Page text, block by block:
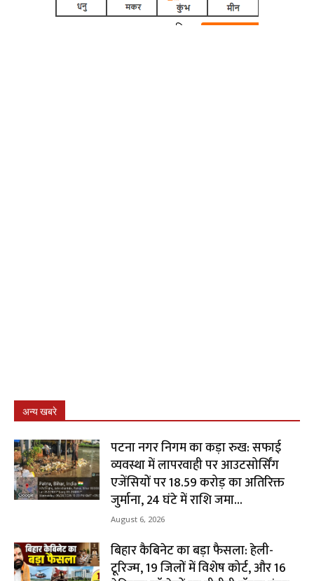
अन्य खबरे
पटना नगर निगम का कड़ा रुख: सफाई
व्यवस्था में लापरवाही पर आउटसोर्सिंग
एजेंसियों पर ₹18.59 करोड़ का अतिरिक्त
जुर्माना, 24 घंटे में राशि जमा...
August 6, 2026
बिहार कैबिनेट का बड़ा फैसला: हेली-
टूरिज्म, 19 जिलों में विशेष कोर्ट, और 16